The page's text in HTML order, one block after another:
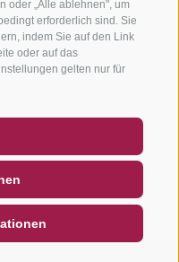
oder „Alle ablehnen", um
erforderlich sind. Sie
indem Sie auf den Link
oder auf das
gelten nur für
WETTER